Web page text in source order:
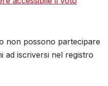
non possono partecipare
ad iscriversi nel registro